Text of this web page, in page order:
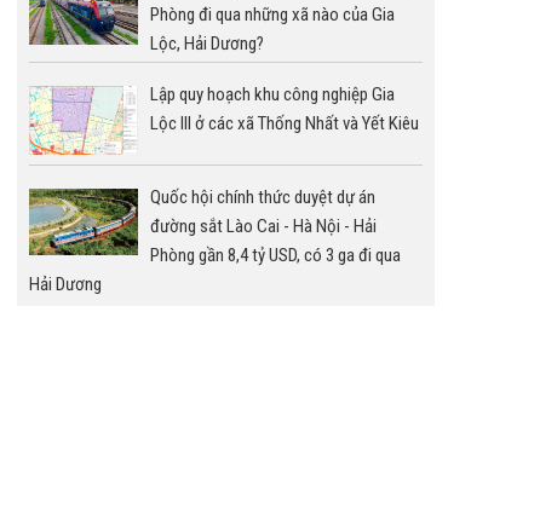
Phòng đi qua những xã nào của Gia
Lộc, Hải Dương?
Lập quy hoạch khu công nghiệp Gia
Lộc III ở các xã Thống Nhất và Yết Kiêu
Quốc hội chính thức duyệt dự án
đường sắt Lào Cai - Hà Nội - Hải
Phòng gần 8,4 tỷ USD, có 3 ga đi qua
Hải Dương